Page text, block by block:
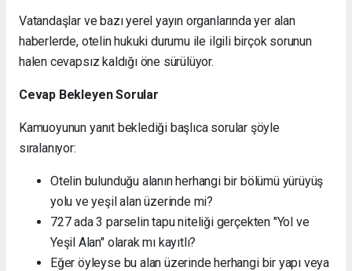
Vatandaşlar ve bazı yerel yayın organlarında yer alan
haberlerde, otelin hukuki durumu ile ilgili birçok sorunun
halen cevapsız kaldığı öne sürülüyor.
Cevap Bekleyen Sorular
Kamuoyunun yanıt beklediği başlıca sorular şöyle
sıralanıyor:
Otelin bulunduğu alanın herhangi bir bölümü yürüyüş
yolu ve yeşil alan üzerinde mi?
727 ada 3 parselin tapu niteliği gerçekten "Yol ve
Yeşil Alan" olarak mı kayıtlı?
Eğer öyleyse bu alan üzerinde herhangi bir yapı veya